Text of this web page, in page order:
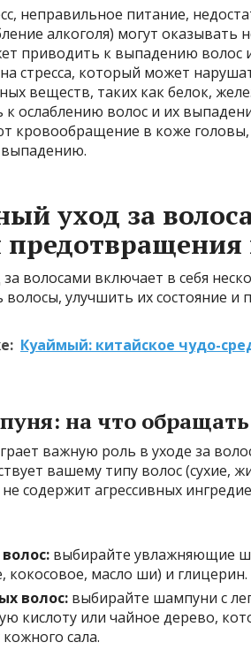
неправильное питание,
алкоголя) могут оказывать
приводить к выпадению волос
стресса, который может
веществ, таких как белок,
ослаблению волос и их
кровообращение в коже
уход за
волосами включает в себя
волосы, улучшить их состояние
Куаймый: китайское чудо-
на что
важную роль в уходе за
вашему типу волос
содержит агрессивных
выбирайте увлажняющие
кокосовое, масло ши) и глицерин.
волос: выбирайте шампуни с
кислоту или чайное дерево,
сала.